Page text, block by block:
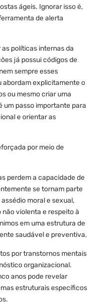
ágeis. Ignorar isso é,
de alerta
políticas internas da
já possui códigos de
sempre esses
explicitamente o
ou mesmo criar uma
um passo importante para
e orientar as
por meio de
perdem a capacidade de
se tornam parte
moral e sexual,
violenta e respeito à
em uma estrutura de
saudável e preventiva.
por transtornos mentais
organizacional.
anos pode revelar
estruturais específicos